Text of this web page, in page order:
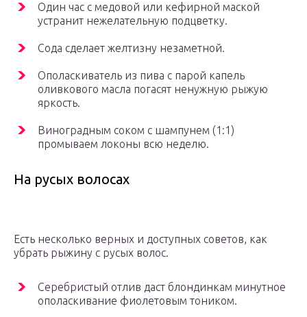
Один час с медовой или кефирной маской
устранит нежелательную подцветку.
Сода сделает желтизну незаметной.
Ополаскиватель из пива с парой капель
оливкового масла погасят ненужную рыжую
яркость.
Виноградным соком с шампунем (1:1)
промываем локоны всю неделю.
На русых волосах
Есть несколько верных и доступных советов, как
убрать рыжину с русых волос.
Серебристый отлив даст блондинкам минутное
ополаскивание фиолетовым тоником.